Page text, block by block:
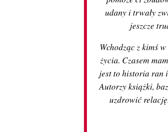
udany i trwały
jeszcze
Wchodząc z kimś
życia. Czasem
jest to historia ran
Autorzy książki,
uzdrowić